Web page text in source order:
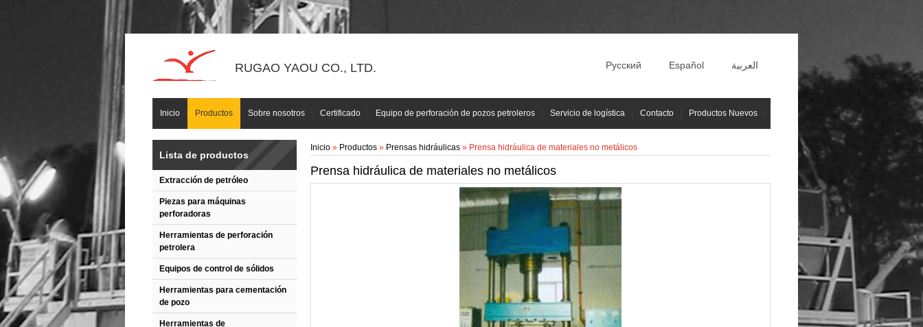
RUGAO YAOU CO., LTD. Русский Español العربية
Inicio Productos Sobre nosotros Certificado Equipo de perforación de pozos petroleros Servicio de logística Contacto Productos Nuevos
Lista de productos
Extracción de petróleo
Piezas para máquinas
perforadoras
Herramientas de perforación
petrolera
Equipos de control de sólidos
Herramientas para cementación
de pozo
Herramientas de
Inicio » Productos » Prensas hidráulicas » Prensa hidráulica de materiales no metálicos
Prensa hidráulica de materiales no metálicos